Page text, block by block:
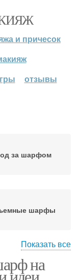
и причесок
отзывы
за шарфом
шарфы
с бахромой
Показать все
на